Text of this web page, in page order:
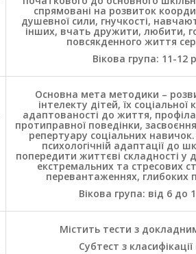
спрямовані на розвиток
душевної сили, гнучкості,
інших, вчать дружити, любити,
повсякденного життя
Вікова група: 11-12
Основна мета методики –
інтелекту дітей, їх соціальної
адаптованості до життя,
протиправної поведінки,
репертуару соціальних
психологічній адаптації до
попередити життєві складності у
екстремальних та стресових
перевантаженнях, глибоких
Вікова група: від 6 до
Містить тести з
Субтест з